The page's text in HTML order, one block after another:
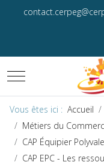
Mobile Menu Toggle
Vous êtes ici : Accueil
Métiers du
CAP Équipier
CAP EPC - Les